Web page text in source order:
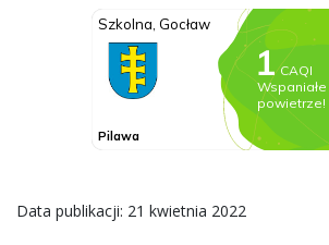
Data publikacji: 21 kwietnia 2022